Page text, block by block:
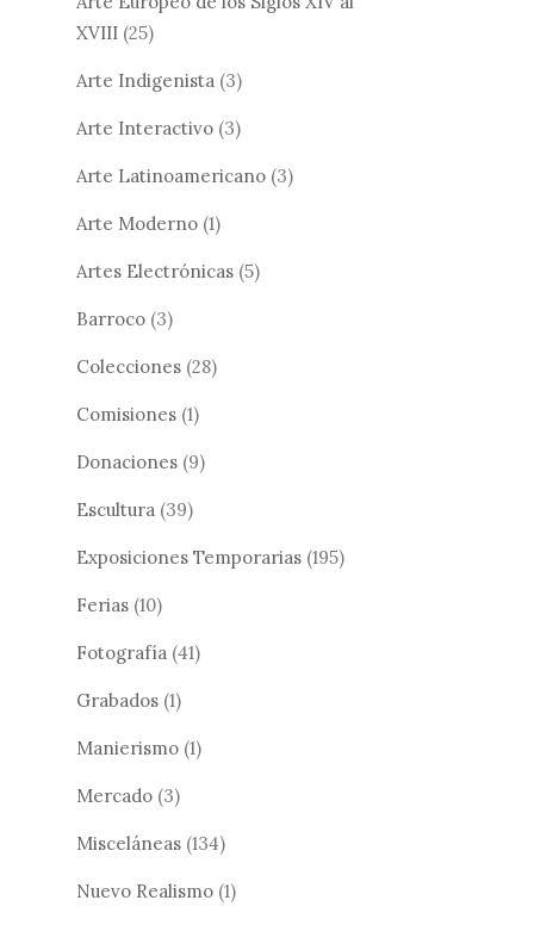
XVIII (25)
Arte Indigenista (3)
Arte Interactivo (3)
Arte Latinoamericano (3)
Arte Moderno (1)
Artes Electrónicas (5)
Barroco (3)
Colecciones (28)
Comisiones (1)
Donaciones (9)
Escultura (39)
Exposiciones Temporarias (195)
Ferias (10)
Fotografía (41)
Grabados (1)
Manierismo (1)
Mercado (3)
Misceláneas (134)
Nuevo Realismo (1)